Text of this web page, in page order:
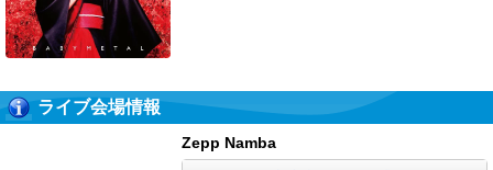
ライブ会場情報
Zepp Namba